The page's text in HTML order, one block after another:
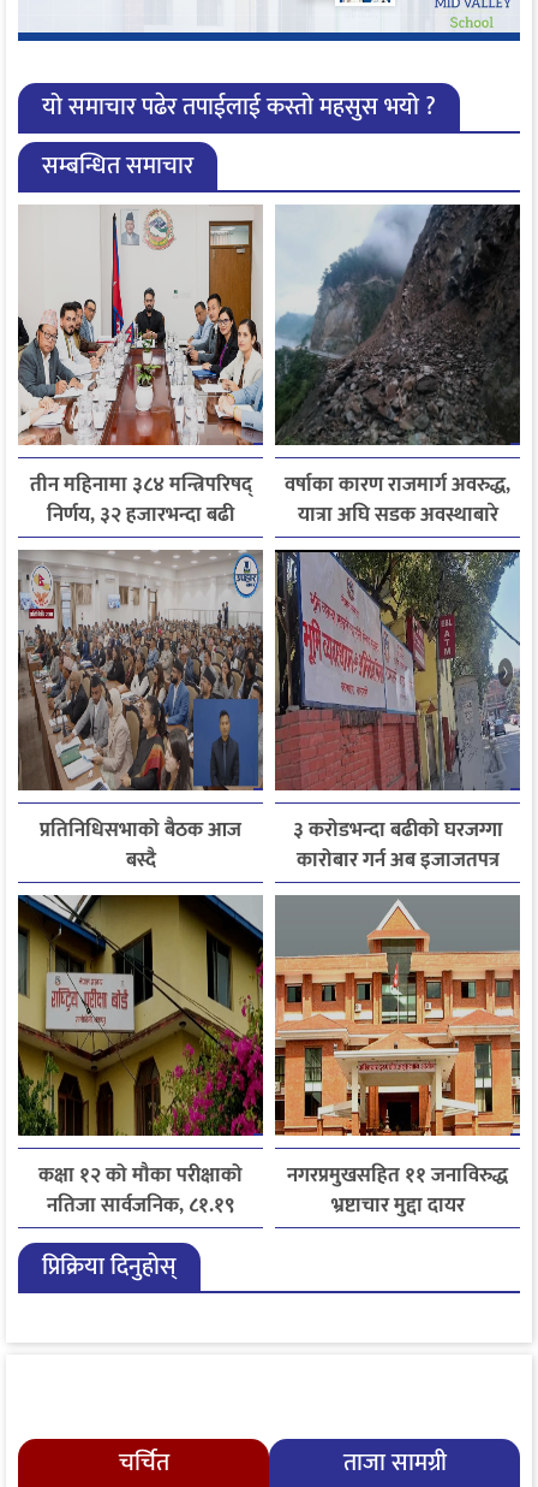
यो समाचार पढेर तपाईलाई कस्तो महसुस भयो ?
सम्बन्धित समाचार
तीन महिनामा ३८४ मन्त्रिपरिषद्
निर्णय, ३२ हजारभन्दा बढी
गुनासो फर्छ्योट
वर्षाका कारण राजमार्ग अवरुद्ध,
यात्रा अघि सडक अवस्थाबारे
जानकारी लिन आग्रह
प्रतिनिधिसभाको बैठक आज
बस्दै
३ करोडभन्दा बढीको घरजग्गा
कारोबार गर्न अब इजाजतपत्र
अनिवार्य
कक्षा १२ को मौका परीक्षाको
नतिजा सार्वजनिक, ८१.१९
प्रतिशत विद्यार्थी उत्तीर्ण
नगरप्रमुखसहित ११ जनाविरुद्ध
भ्रष्टाचार मुद्दा दायर
प्रिक्रिया दिनुहोस्
चर्चित ताजा सामग्री